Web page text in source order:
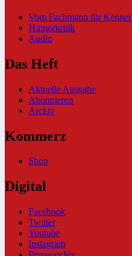
Vom Fachmann für Kenner
Humorkritik
Audio
Das Heft
Aktuelle Ausgabe
Abonnieren
Archiv
Kommerz
Shop
Digital
Facebook
Twitter
Youtube
Instagram